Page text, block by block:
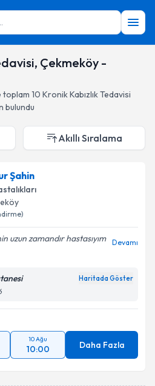
Çekmeköy -
toplam 10 Kronik Kabızlık Tedavisi
bulundu
Akıllı Sıralama
Şahin
uzun zamandır hastasıyım
Devamı
Haritada Göster
10 Ağu
10:00 Daha Fazla